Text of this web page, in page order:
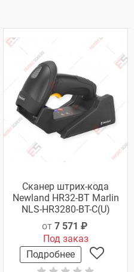
Сканер штрих-кода
Newland HR32-BT Marlin
NLS-HR3280-BT-C(U)
от 7 571 ₽
Под заказ
Подробнее